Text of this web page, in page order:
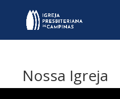
Nossa Igreja